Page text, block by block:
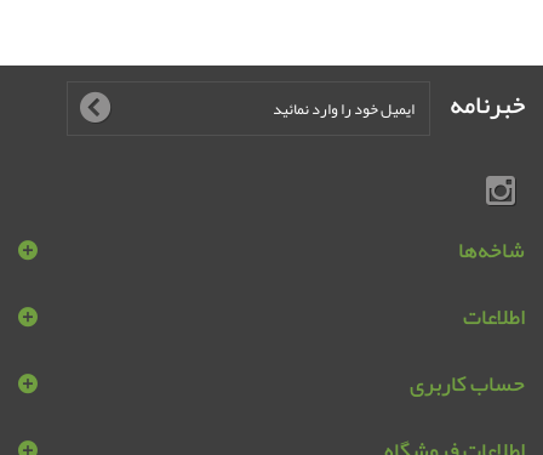
خبرنامه
شاخه‌ها
اطلاعات
حساب کاربری